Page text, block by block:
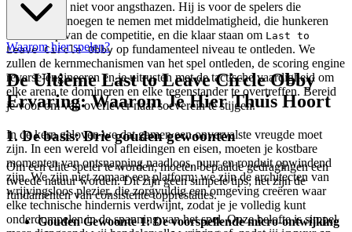
Deze gids is niet voor angsthazen. Hij is voor de spelers die
weigeren genoegen te nemen met middelmatigheid, die hunkeren
naar de top van de competitie, en die klaar staan om Last to
Leave Circle Obby op fundamenteel niveau te ontleden. We
zullen de kernmechanismen van het spel ontleden, de scoring engine
reverse-engineeren en je uitrusten met de tactische vaardigheid om
elke arena te domineren en elke tegenstander te overtreffen. Bereid
je voor om van overlever naar soeverein te stijgen.
1. De basis: Drie gouden gewoonten
Om een elite speler te worden, moeten bepaalde gedragingen een
tweede natuur worden. Dit zijn geen simpele tips; het zijn de
fundamenten van consistente topprestaties.
Gouden Gewoonte 1: De voorspellende micro-ontwijking
Waarom hier spelen?
De Ultieme Last to Leave Circle Obby
Ervaring: Waarom Je Hier Thuis Hoort
In de kern geloven we dat gamen een onvervalste vreugde moet
zijn. In een wereld vol afleidingen en eisen, moeten je kostbare
momenten van ontsnapping naadloos, puur en ronduit opwindend
zijn. We zijn niet zomaar een platform; we zijn de architecten van
wrijvingsloos plezier, die zorgvuldig een omgeving creëren waar
elke technische hindernis verdwijnt, zodat je je volledig kunt
onderdompelen in de spanning van het spel. Onze belofte is simpel